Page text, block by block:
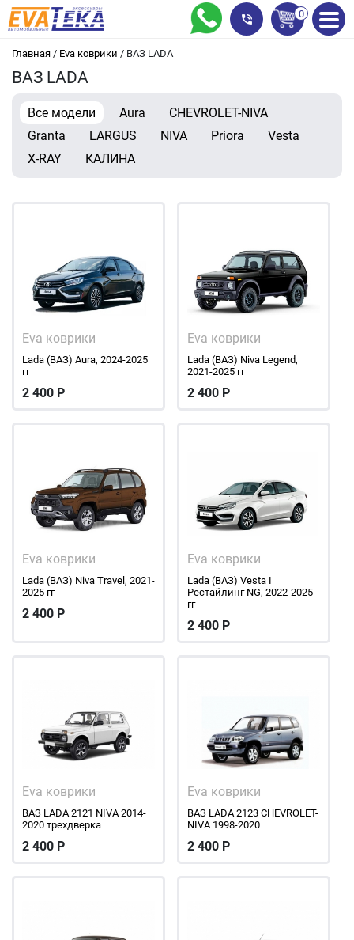
Главная / Eva коврики / ВАЗ LADA
ВАЗ LADA
Все модели Aura
CHEVROLET-NIVA
Granta
LARGUS NIVA Priora
Vesta
X-RAY
КАЛИНА
Eva коврики
Lada (ВАЗ) Aura, 2024-2025
гг
2 400 Р
Eva коврики
Lada (ВАЗ) Niva Legend,
2021-2025 гг
2 400 Р
Eva коврики
Lada (ВАЗ) Niva Travel, 2021-
2025 гг
2 400 Р
Eva коврики
Lada (ВАЗ) Vesta I
Рестайлинг NG, 2022-2025
гг
2 400 Р
Eva коврики
ВАЗ LADA 2121 NIVA 2014-
2020 трехдверка
2 400 Р
Eva коврики
ВАЗ LADA 2123 CHEVROLET-
NIVA 1998-2020
2 400 Р
0